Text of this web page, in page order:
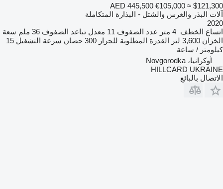
AED 445,500 €105,000 ≈ $121,300
آلات البذر والغرس والشتل - البذارة المتكاملة
2020
اتساع الخطف 4 متر عدد الصفوف 11 معدل تباعد الصفوف 36 ملم
سعة
الخزان 3,600 لتر القدرة المطلوبة للجرار 300 حصان سرعة التشغيل 15
كيلومتر / ساعة
أوكرانيا، Novgorodka
HILLCARD UKRAINE
الاتصال بالبائع